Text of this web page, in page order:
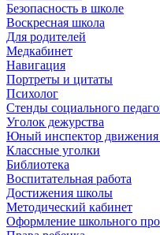
Безопасность в школе
Воскресная школа
Для родителей
Медкабинет
Навигация
Портреты и цитаты
Психолог
Стенды социального
Уголок дежурства
Юный инспектор
Классные уголки
Библиотека
Воспитательная работа
Достижения школы
Методический кабинет
Оформление школьного